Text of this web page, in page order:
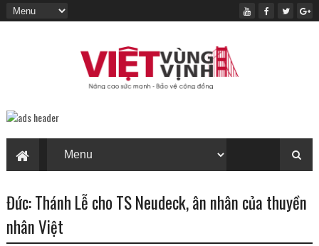
Đức: Thánh Lễ cho TS Neudeck, ân nhân của thuyền
nhân Việt